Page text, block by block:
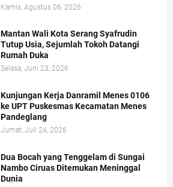
Kamis, Agustus 06, 2026
Mantan Wali Kota Serang Syafrudin
Tutup Usia, Sejumlah Tokoh Datangi
Rumah Duka
Selasa, Juni 23, 2026
Kunjungan Kerja Danramil Menes 0106
ke UPT Puskesmas Kecamatan Menes
Pandeglang
Jumat, Juli 24, 2026
Dua Bocah yang Tenggelam di Sungai
Nambo Ciruas Ditemukan Meninggal
Dunia